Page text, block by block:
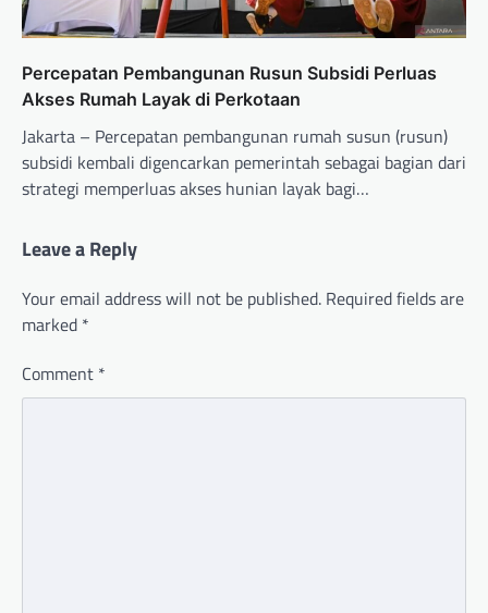
Percepatan Pembangunan Rusun Subsidi Perluas
Akses Rumah Layak di Perkotaan
Jakarta – Percepatan pembangunan rumah susun (rusun)
subsidi kembali digencarkan pemerintah sebagai bagian dari
strategi memperluas akses hunian layak bagi…
Leave a Reply
Your email address will not be published. Required fields are
marked *
Comment *